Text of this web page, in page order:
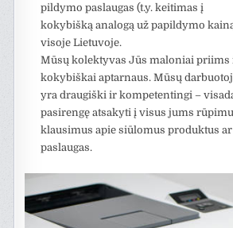
Anastazija Lukoševičienė
prieš 3 metų
Šis naudotojas paliko tik
įvertinimą.
pildymo paslaugas (t.y. keitimas į
kokybišką analogą už papildymo
visoje Lietuvoje.
Mūsų kolektyvas Jūs maloniai priims
kokybiškai aptarnaus. Mūsų
yra draugiški ir kompetentingi –
pasirengę atsakyti į visus jums
klausimus apie siūlomus produktus ar
paslaugas.